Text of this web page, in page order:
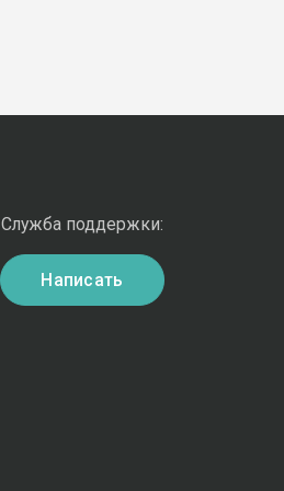
Служба поддержки:
Написать